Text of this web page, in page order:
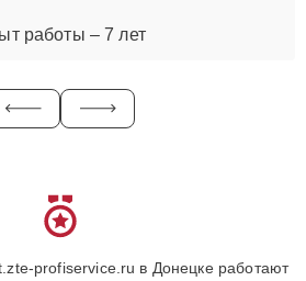
работы – 7 лет
profiservice.ru в Донецке работают